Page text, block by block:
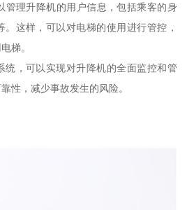
管理升降机的用户信息，包括乘客的身
这样，可以对电梯的使用进行管控，
梯。
统，可以实现对升降机的全面监控和管
性，减少事故发生的风险。